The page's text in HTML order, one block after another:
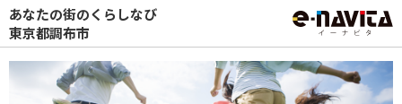
あなたの街のくらしなび
東京都調布市